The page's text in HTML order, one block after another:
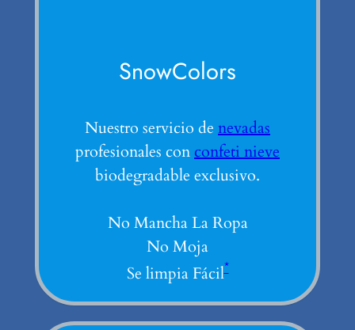
SnowColors
Nuestro servicio de nevadas
profesionales con confeti nieve
biodegradable exclusivo.
No Mancha La Ropa
No Moja
Se limpia Fácil*